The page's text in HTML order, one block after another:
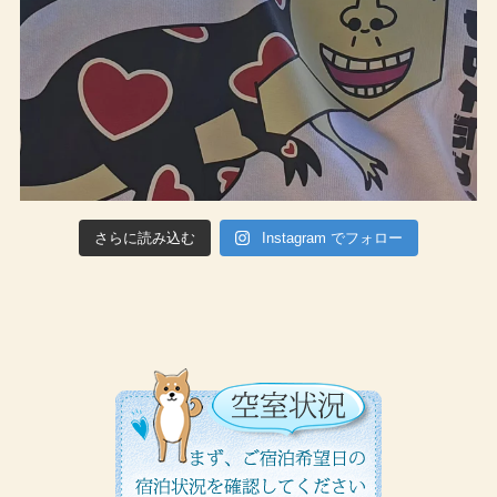
さらに読み込む Instagram でフォロー